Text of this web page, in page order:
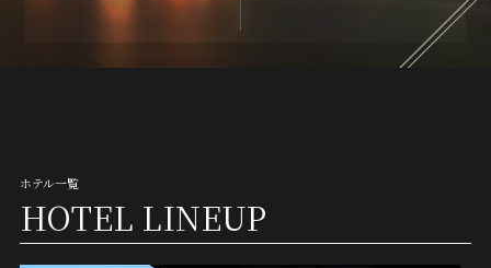
ホテル一覧
HOTEL LINEUP